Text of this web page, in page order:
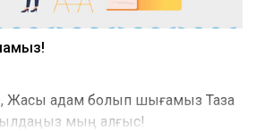
Жақсы адам болып шығамыз Таза
мың алғыс!